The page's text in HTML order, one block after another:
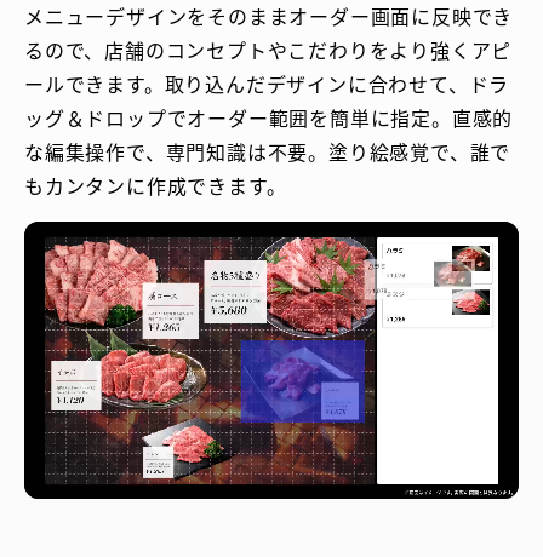
メニューデザインをそのままオーダー画面に反映でき
るので、店舗のコンセプトやこだわりをより強くアピ
ールできます。取り込んだデザインに合わせて、ドラ
ッグ＆ドロップでオーダー範囲を簡単に指定。直感的
な編集操作で、専門知識は不要。塗り絵感覚で、誰で
もカンタンに作成できます。